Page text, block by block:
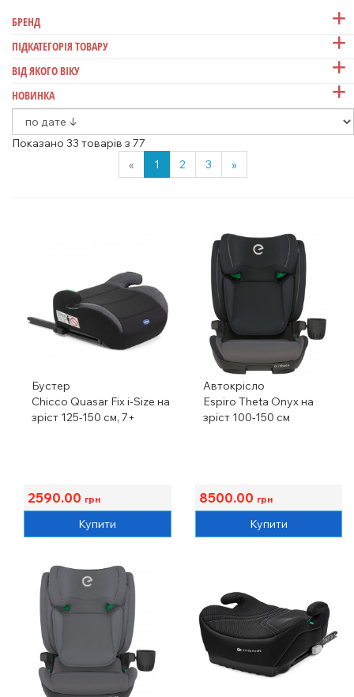
БРЕНД
ПІДКАТЕГОРІЯ ТОВАРУ
ВІД ЯКОГО ВІКУ
НОВИНКА
Показано 33 товарів з 77
«
1 2 3 »
Бустер
Chicco Quasar Fix i-Size на
зріст 125-150 см, 7+
2590.00 грн
Купити
Автокрісло
Espiro Theta Onyx на
зріст 100-150 см
8500.00 грн
Купити